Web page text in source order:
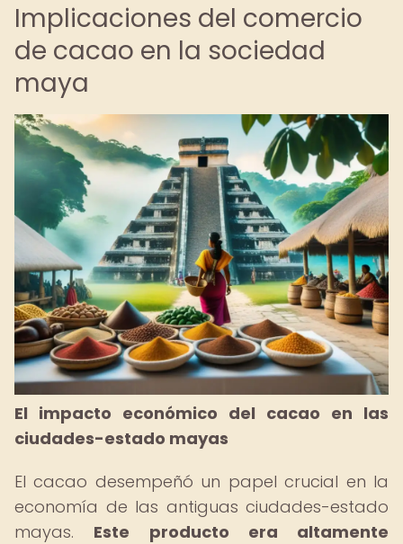
Implicaciones del comercio
de cacao en la sociedad
maya
El impacto económico del cacao en las
ciudades-estado mayas
El cacao desempeñó un papel crucial en la
economía de las antiguas ciudades-estado
mayas. Este producto era altamente